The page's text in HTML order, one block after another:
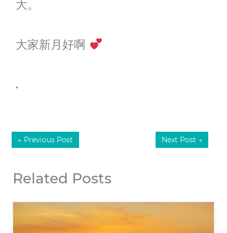
大。
大家新月好啊
.
← Previous Post Next Post →
Related Posts